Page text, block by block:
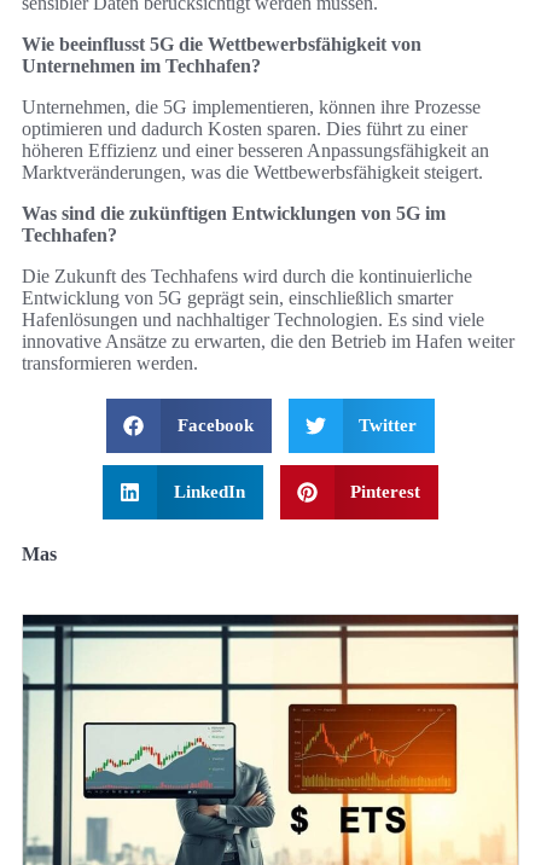
Wie beeinflusst 5G die Wettbewerbsfähigkeit von
Unternehmen im Techhafen?
Unternehmen, die 5G implementieren, können ihre Prozesse
optimieren und dadurch Kosten sparen. Dies führt zu einer
höheren Effizienz und einer besseren Anpassungsfähigkeit an
Marktveränderungen, was die Wettbewerbsfähigkeit steigert.
Was sind die zukünftigen Entwicklungen von 5G im
Techhafen?
Die Zukunft des Techhafens wird durch die kontinuierliche
Entwicklung von 5G geprägt sein, einschließlich smarter
Hafenlösungen und nachhaltiger Technologien. Es sind viele
innovative Ansätze zu erwarten, die den Betrieb im Hafen weiter
transformieren werden.
Facebook Twitter
LinkedIn Pinterest
Mas